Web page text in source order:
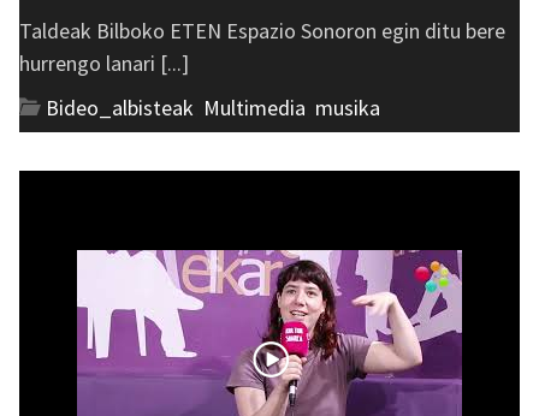
Taldeak Bilboko ETEN Espazio Sonoron egin ditu bere
hurrengo lanari [...]
Bideo_albisteak Multimedia musika